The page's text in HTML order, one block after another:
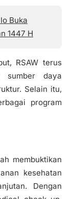
Buka
1447 H
RSAW terus
sumber daya
Selain itu,
program
membuktikan
kesehatan
Dengan